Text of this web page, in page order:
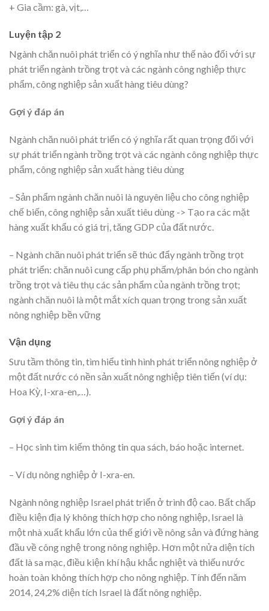
+ Gia cầm: gà, vịt,…
Luyện tập 2
Ngành chăn nuôi phát triển có ý nghĩa như thế nào đối với sự
phát triển ngành trồng trọt và các ngành công nghiệp thực
phẩm, công nghiệp sản xuất hàng tiêu dùng?
Gợi ý đáp án
Ngành chăn nuôi phát triển có ý nghĩa rất quan trọng đối với
sự phát triển ngành trồng trọt và các ngành công nghiệp thực
phẩm, công nghiệp sản xuất hàng tiêu dùng
– Sản phẩm ngành chăn nuôi là nguyên liệu cho công nghiệp
chế biến, công nghiệp sản xuất tiêu dùng -> Tạo ra các mặt
hàng xuất khẩu có giá trị, tăng GDP của đất nước.
– Ngành chăn nuôi phát triển sẽ thúc đẩy ngành trồng trọt
phát triển: chăn nuôi cung cấp phụ phẩm/phân bón cho ngành
trồng trọt và tiêu thụ các sản phẩm của ngành trồng trọt;
ngành chăn nuôi là một mắt xích quan trọng trong sản xuất
nông nghiệp bền vững
Vận dụng
Sưu tầm thông tin, tìm hiểu tình hình phát triển nông nghiệp ở
một đất nước có nền sản xuất nông nghiệp tiên tiến (ví dụ:
Hoa Kỳ, I-xra-en,…).
Gợi ý đáp án
– Học sinh tìm kiếm thông tin qua sách, báo hoặc internet.
– Ví dụ nông nghiệp ở I-xra-en.
Ngành nông nghiệp Israel phát triển ở trình độ cao. Bất chấp
điều kiện địa lý không thích hợp cho nông nghiệp, Israel là
một nhà xuất khẩu lớn của thế giới về nông sản và đứng hàng
đầu về công nghệ trong nông nghiệp. Hơn một nửa diện tích
đất là sa mạc, điều kiện khí hậu khắc nghiệt và thiếu nước
hoàn toàn không thích hợp cho nông nghiệp. Tính đến năm
2014, 24,2% diện tích Israel là đất nông nghiệp.